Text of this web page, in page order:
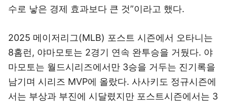
수로 낳은 경제 효과보다 큰 것”이라고 했다.
2025 메이저리그(MLB) 포스트 시즌에서 오타니는
8홈런, 야마모토는 2경기 연속 완투승을 거뒀다. 야
마모토는 월드시리즈에서만 3승을 거두는 진기록을
남기며 시리즈 MVP에 올랐다. 사사키도 정규시즌에
서는 부상과 부진에 시달렸지만 포스트시즌에서는 3